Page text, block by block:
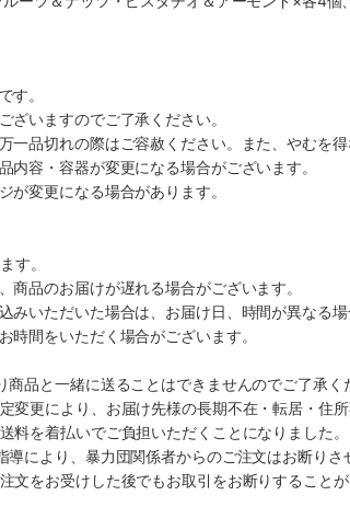
す。
いますのでご了承ください。
品切れの際はご容赦ください。また、やむを
容・容器が変更になる場合がございます。
変更になる場合があります。
す。
品のお届けが遅れる場合がございます。
いただいた場合は、お届け日、時間が異なる場
間をいただく場合がございます。
品と一緒に送ることはできませんのでご了承く
変更により、お届け先様の長期不在・転居・
料を着払いでご負担いただくことになりました
により、暴力団関係者からのご注文はお断り
文をお受けした後でもお取引をお断りすること